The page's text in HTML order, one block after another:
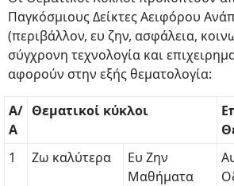
Παγκόσμιους Δείκτες Αειφόρου
(περιβάλλον, ευ ζην, ασφάλεια,
σύγχρονη τεχνολογία και
αφορούν στην εξής θεματολογία:
Α/
Α
Θεματικοί κύκλοι
1
Ζω καλύτερα
Ευ Ζην
Μαθήματα